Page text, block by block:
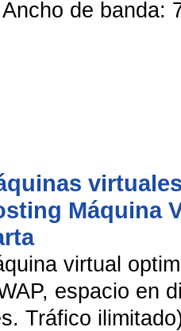
de banda:
Máquina
virtual
espacio en
Tráfico